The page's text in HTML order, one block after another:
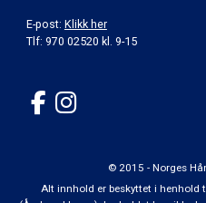
E-post: Klikk her
Tlf: 970 02520 kl. 9-15
© 2015 - Norges
Alt innhold er beskyttet i henhold